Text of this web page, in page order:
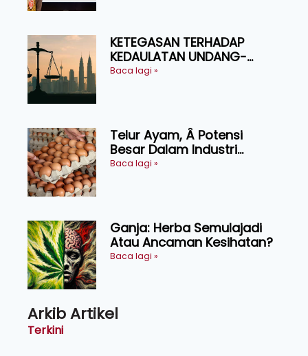
KETEGASAN TERHADAP
KEDAULATAN UNDANG-
UNDANG ASAS KEPADA
Baca lagi »
Telur Ayam, Â Potensi
Besar Dalam Industri
Makanan, Kosmetik dan
Baca lagi »
Ganja: Herba Semulajadi
Atau Ancaman Kesihatan?
Baca lagi »
Arkib Artikel
Terkini